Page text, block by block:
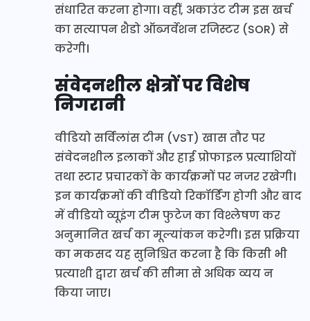
संधारित करना होगा। वहीं, अकाउंट टीम इस खर्च
का सत्यापन शैडो ऑब्जर्वेशन रजिस्टर (SOR) से
करेगी।
संवेदनशील क्षेत्रों पर विशेष
निगरानी
वीडियो सर्विलांस टीम (VST) खास तौर पर
संवेदनशील इलाकों और हाई प्रोफाइल प्रत्याशियों
तथा स्टार प्रचारकों के कार्यक्रमों पर नजर रखेगी।
इन कार्यक्रमों की वीडियो रिकॉर्डिंग होगी और बाद
में वीडियो व्यूइंग टीम फुटेज का विश्लेषण कर
अनुमानित खर्च का मूल्यांकन करेगी। इस प्रक्रिया
का मकसद यह सुनिश्चित करना है कि किसी भी
प्रत्याशी द्वारा खर्च की सीमा से अधिक व्यय न
किया जाए।